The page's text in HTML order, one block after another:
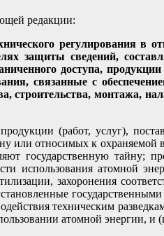
редакции:
регулирования в
защиты сведений,
доступа,
связанные с
строительства, монтажа,
(работ, услуг),
или относимых к охраняемой
государственную тайну;
использования атомной
захоронения
техническим
атомной энергии,